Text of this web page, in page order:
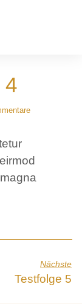
4
Nächste
Testfolge 5